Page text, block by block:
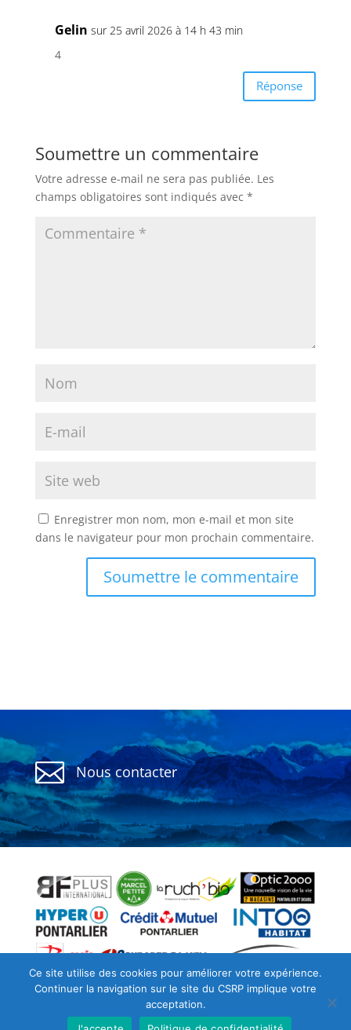
Gelin sur 25 avril 2026 à 14 h 43 min
4
Réponse
Soumettre un commentaire
Votre adresse e-mail ne sera pas publiée. Les
champs obligatoires sont indiqués avec *
Enregistrer mon nom, mon e-mail et mon site
dans le navigateur pour mon prochain commentaire.
Soumettre le commentaire
 Nous contacter
CGU
Archives
Ce site utilise des cookies pour améliorer votre expérience.
Continuer la navigation sur le site du CSRP implique votre
acceptation.